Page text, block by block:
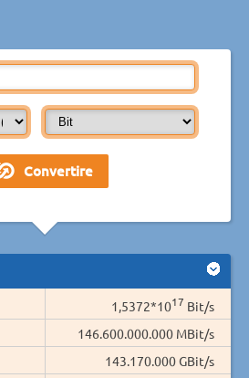
1,5372*1017 Bit/s
146.600.000.000 MBit/s
143.170.000 GBit/s